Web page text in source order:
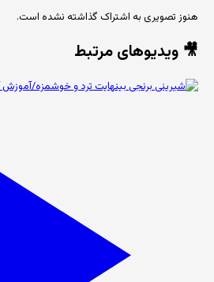
هنوز تصویری به اشتراک گذاشته نشده است.
🎥 ویدیوهای مرتبط